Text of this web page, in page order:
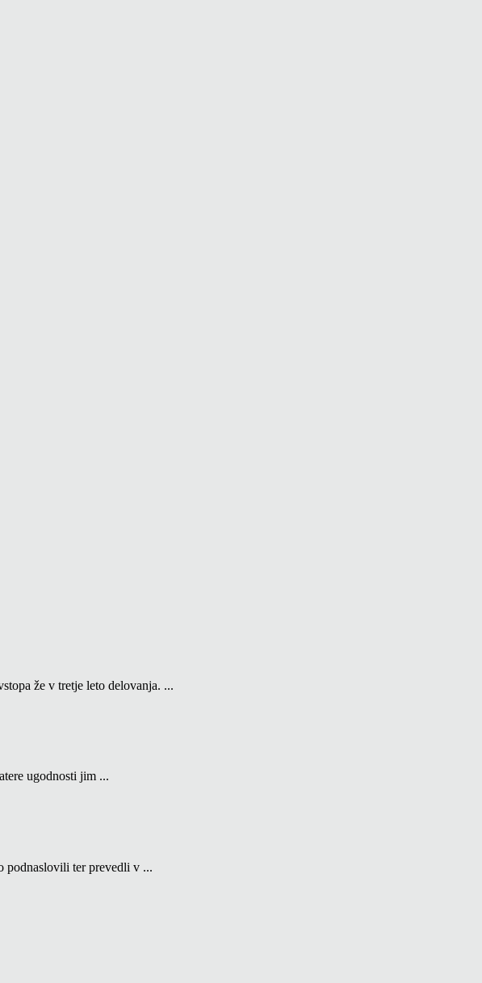
že v tretje leto delovanja. ...
ugodnosti jim ...
podnaslovili ter prevedli v ...